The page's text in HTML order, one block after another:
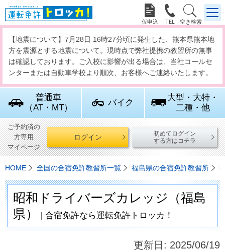
  
【地震について】7月28日 16時27分頃に発生した、熊本県熊本地
方を震源とする地震について。現時点で弊社提携の教習所の無事
は確認しております。ご入校に影響が出る場合は、当社コールセ
ンターまたは自動車学校より順次、お客様へご連絡いたします。
普通車
（AT・MT）
バイク
大型・大特・
二種・他
ご予約済の
方専用
マイページ
ログイン
初めてログイン
する方はコチラ
HOME 全国の合宿免許教習所一覧 福島県の合宿免許教習所
昭和ドライバーズカレッジ（福島
県）
| 合宿免許なら運転免許トロッカ！
更新日: 2025/06/19